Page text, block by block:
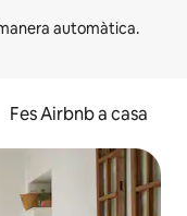
Fes Airbnb a casa